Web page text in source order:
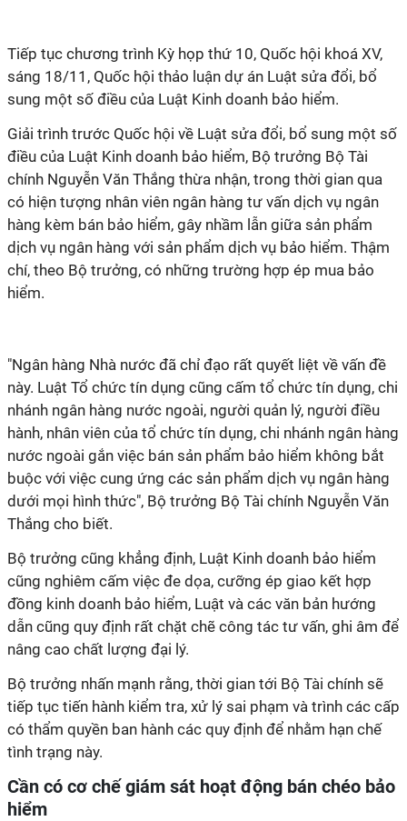
Tiếp tục chương trình Kỳ họp thứ 10, Quốc hội khoá XV,
sáng 18/11, Quốc hội thảo luận dự án Luật sửa đổi, bổ
sung một số điều của Luật Kinh doanh bảo hiểm.
Giải trình trước Quốc hội về Luật sửa đổi, bổ sung một số
điều của Luật Kinh doanh bảo hiểm, Bộ trưởng Bộ Tài
chính Nguyễn Văn Thắng thừa nhận, trong thời gian qua
có hiện tượng nhân viên ngân hàng tư vấn dịch vụ ngân
hàng kèm bán bảo hiểm, gây nhầm lẫn giữa sản phẩm
dịch vụ ngân hàng với sản phẩm dịch vụ bảo hiểm. Thậm
chí, theo Bộ trưởng, có những trường hợp ép mua bảo
hiểm.
"Ngân hàng Nhà nước đã chỉ đạo rất quyết liệt về vấn đề
này. Luật Tổ chức tín dụng cũng cấm tổ chức tín dụng, chi
nhánh ngân hàng nước ngoài, người quản lý, người điều
hành, nhân viên của tổ chức tín dụng, chi nhánh ngân hàng
nước ngoài gắn việc bán sản phẩm bảo hiểm không bắt
buộc với việc cung ứng các sản phẩm dịch vụ ngân hàng
dưới mọi hình thức", Bộ trưởng Bộ Tài chính Nguyễn Văn
Thắng cho biết.
Bộ trưởng cũng khẳng định, Luật Kinh doanh bảo hiểm
cũng nghiêm cấm việc đe dọa, cưỡng ép giao kết hợp
đồng kinh doanh bảo hiểm, Luật và các văn bản hướng
dẫn cũng quy định rất chặt chẽ công tác tư vấn, ghi âm để
nâng cao chất lượng đại lý.
Bộ trưởng nhấn mạnh rằng, thời gian tới Bộ Tài chính sẽ
tiếp tục tiến hành kiểm tra, xử lý sai phạm và trình các cấp
có thẩm quyền ban hành các quy định để nhằm hạn chế
tình trạng này.
Cần có cơ chế giám sát hoạt động bán chéo bảo
hiểm